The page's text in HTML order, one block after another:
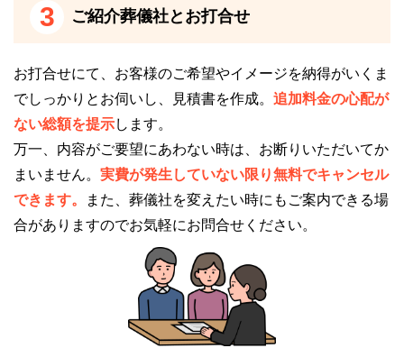
ent:same-cell;}--> ※斎場手配センターはこちら
旭川聖苑
3 ご紹介葬儀社とお打合せ
お打合せにて、お客様のご希望やイメージを納得がいくま
でしっかりとお伺いし、見積書を作成。 追加料金の心配が
ない総額を提示します。
万一、内容がご要望にあわない時は、お断りいただいてか
まいません。 実費が発生していない限り無料でキャンセル
できます。
また、葬儀社を変えたい時にもご案内できる場
合がありますのでお気軽にお問合せください。